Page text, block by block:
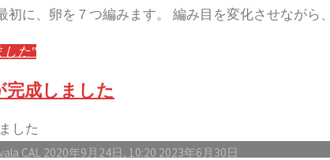
初に、卵を７つ編みます。 編み目を変化させながら
した"
完成しました
CAL 2020年9月24日, 10:20 2023年6月30日